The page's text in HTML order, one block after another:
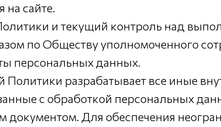
сайте.
и текущий контроль над
по Обществу уполномоченного
персональных данных.
разрабатывает все иные
с обработкой персональных
документом. Для обеспечения